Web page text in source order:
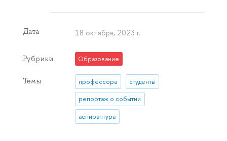
Дата 18 октября, 2023 г.
Рубрики Образование
Темы профессора студенты
репортаж о событии
аспирантура